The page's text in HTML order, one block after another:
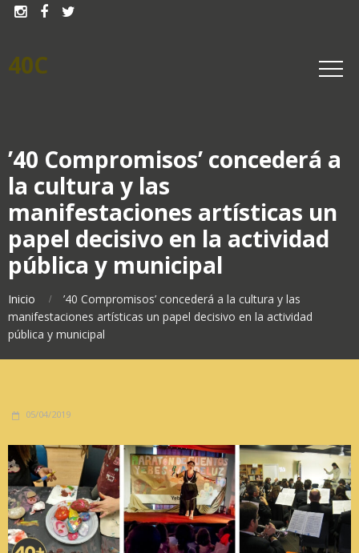
  
40C
’40 Compromisos’ concederá a
la cultura y las
manifestaciones artísticas un
papel decisivo en la actividad
pública y municipal
Inicio
’40 Compromisos’ concederá a la cultura y las
manifestaciones artísticas un papel decisivo en la actividad
pública y municipal
05/04/2019